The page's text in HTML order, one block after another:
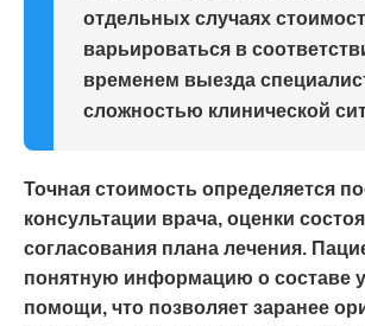
отдельных случаях
варьироваться в
временем выезда
сложностью клинической
Точная стоимость определяется
консультации врача, оценки
согласования плана лечения.
понятную информацию о составе
помощи, что позволяет заранее